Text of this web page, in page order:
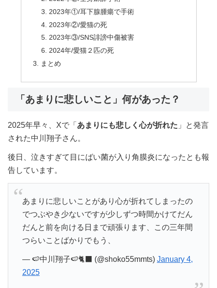
2023年①/耳下腺腫瘍で手術
2023年②/愛猫の死
2023年③/SNS誹謗中傷被害
2024年/愛猫２匹の死
まとめ
「あまりに悲しいこと」何があった？
2025年早々、Xで「 あまりにも悲しく心が折れた 」と発言
された中川翔子さん。
後日、泣きすぎて目にばい菌が入り角膜炎になったとも報
告しています。
あまりに悲しいことがあり心が折れてしまったの
でつぶやき少ないですが少しずつ時間かけてだん
だんと前を向ける日まで頑張ります、この三年間
つらいことばかりでもう、
— 🍉中川翔子🍉🐈‍⬛ (@shoko55mmts) January 4,
2025